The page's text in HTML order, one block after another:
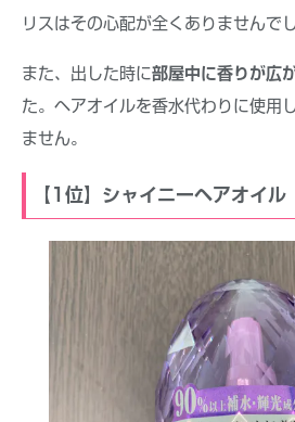
リスはその心配が全くありませんで
また、出した時に部屋中に香りが広
た。ヘアオイルを香水代わりに使用
ません。
【1位】シャイニーヘアオイル